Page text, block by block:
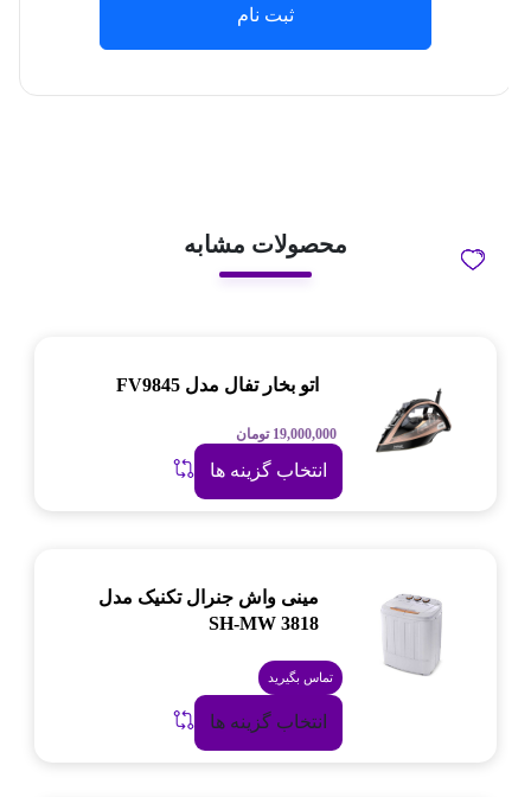
ثبت نام
محصولات مشابه
اتو بخار تفال مدل FV9845
19,000,000 تومان
انتخاب گزینه ها
مینی واش جنرال تکنیک مدل
SH-MW 3818
تماس بگیرید
انتخاب گزینه ها